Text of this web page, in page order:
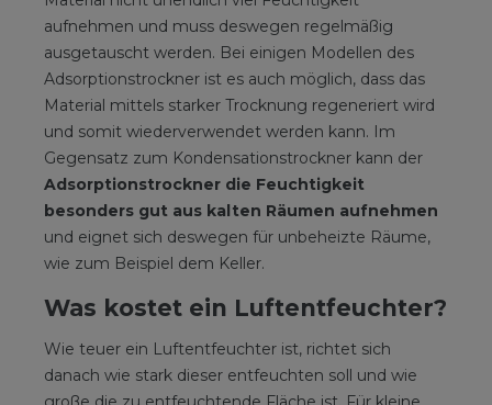
aufnehmen und muss deswegen regelmäßig
ausgetauscht werden. Bei einigen Modellen des
Adsorptionstrockner ist es auch möglich, dass das
Material mittels starker Trocknung regeneriert wird
und somit wiederverwendet werden kann. Im
Gegensatz zum Kondensationstrockner kann der
Adsorptionstrockner die Feuchtigkeit
besonders gut aus kalten Räumen aufnehmen
und eignet sich deswegen für unbeheizte Räume,
wie zum Beispiel dem Keller.
Was kostet ein Luftentfeuchter?
Wie teuer ein Luftentfeuchter ist, richtet sich
danach wie stark dieser entfeuchten soll und wie